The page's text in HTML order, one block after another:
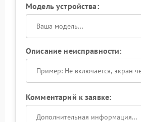
Модель устройства:
Описание неисправности:
Комментарий к заявке: